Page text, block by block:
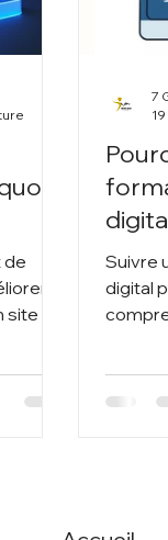
de
sur
Suivre
digital
7